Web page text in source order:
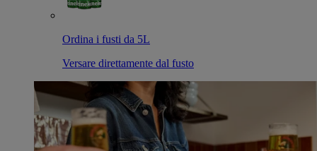
Ordina i fusti da 5L
Versare direttamente dal fusto